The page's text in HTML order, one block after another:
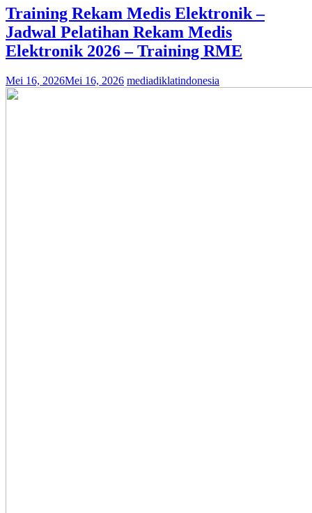
Training Rekam Medis Elektronik –
Jadwal Pelatihan Rekam Medis
Elektronik 2026 – Training RME
Mei 16, 2026Mei 16, 2026 mediadiklatindonesia